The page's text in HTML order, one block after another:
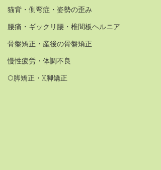
猫背・側弯症・姿勢の歪み
腰痛・ギックリ腰・椎間板ヘルニア
骨盤矯正・産後の骨盤矯正
慢性疲労・体調不良
O脚矯正・X脚矯正